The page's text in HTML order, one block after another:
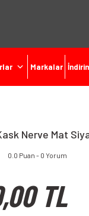
Markalar
Nerve Mat
0.0 Puan - 0 Yorum
TL